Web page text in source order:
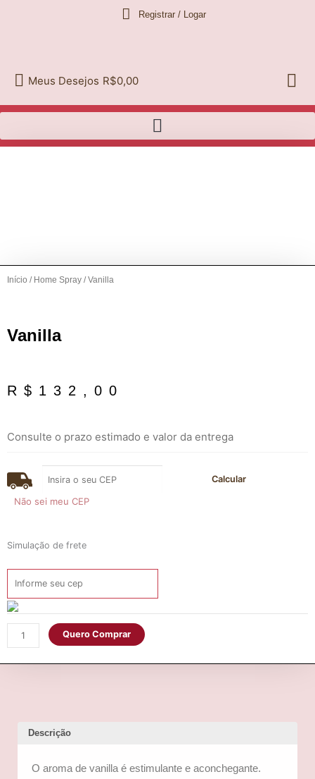
Registrar / Logar
Meus Desejos R$0,00
Início / Home Spray / Vanilla
Vanilla
R$ 132,00
Consulte o prazo estimado e valor da entrega
Não sei meu CEP
Simulação de frete
quantidade
Quero Comprar
Descrição
O aroma de vanilla é estimulante e aconchegante.